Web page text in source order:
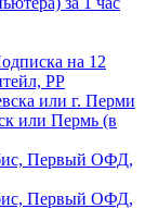
на 12
РР
или г. Перми
или Пермь (в
Первый ОФД,
Первый ОФД,